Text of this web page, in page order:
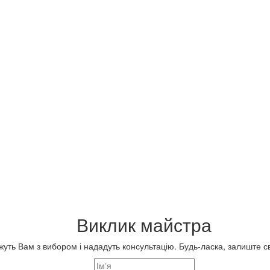
Виклик майстра
Вам з вибором і нададуть консультацію. Будь-ласка, залиште